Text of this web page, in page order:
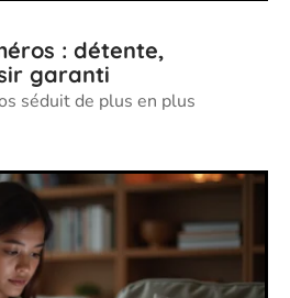
: détente,
garanti
séduit de plus en plus